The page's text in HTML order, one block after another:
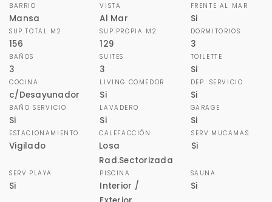
BARRIO
Mansa
VISTA
Al Mar
FRENTE AL MAR
Si
SUP.TOTAL M2
156
SUP.PROPIA M2
129
DORMITORIOS
3
BAÑOS
3
SUITES
3
TOILETTE
Si
COCINA
c/Desayunador
LIVING COMEDOR
Si
DEP. SERVICIO
Si
BAÑO SERVICIO
Si
LAVADERO
Si
GARAGE
Si
ESTACIONAMIENTO
Vigilado
CALEFACCIÓN
Losa
Rad.Sectorizada
SERV.MUCAMAS
Si
SERV.PLAYA
Si
PISCINA
Interior /
SAUNA
Si